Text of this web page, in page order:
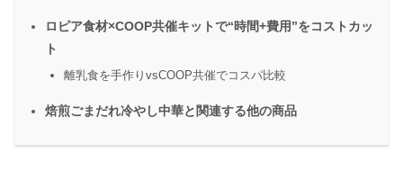
ロピア食材×COOP共催キットで“時間+費用”をコストカッ
ト
離乳食を手作りvsCOOP共催でコスパ比較
焙煎ごまだれ冷やし中華と関連する他の商品